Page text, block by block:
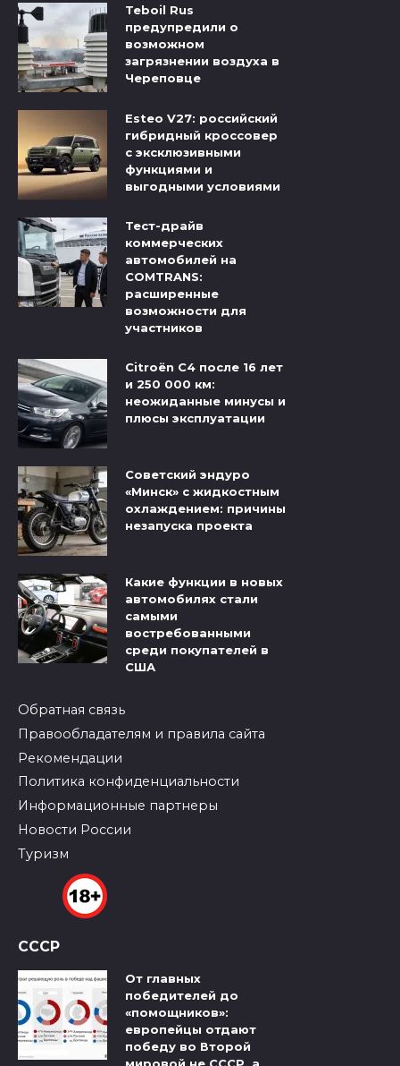
Teboil Rus
предупредили о
возможном
загрязнении воздуха в
Череповце
Esteo V27: российский
гибридный кроссовер
с эксклюзивными
функциями и
выгодными условиями
Тест-драйв
коммерческих
автомобилей на
COMTRANS:
расширенные
возможности для
участников
Citroёn C4 после 16 лет
и 250 000 км:
неожиданные минусы и
плюсы эксплуатации
Советский эндуро
«Минск» с жидкостным
охлаждением: причины
незапуска проекта
Какие функции в новых
автомобилях стали
самыми
востребованными
среди покупателей в
США
Обратная связь
Правообладателям и правила сайта
Рекомендации
Политика конфиденциальности
Информационные партнеры
Новости России
Туризм
СССР
От главных
победителей до
«помощников»:
европейцы отдают
победу во Второй